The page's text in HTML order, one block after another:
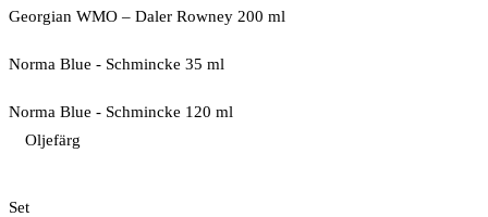
Georgian WMO – Daler Rowney 200 ml
Norma Blue - Schmincke 35 ml
Norma Blue - Schmincke 120 ml
Oljefärg
Set